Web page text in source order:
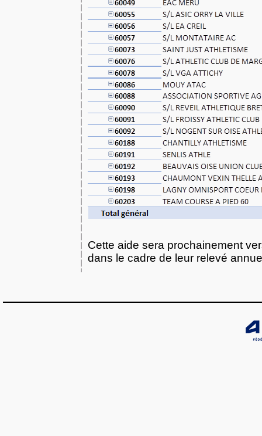
Cette aide sera prochainement
dans le cadre de leur relevé